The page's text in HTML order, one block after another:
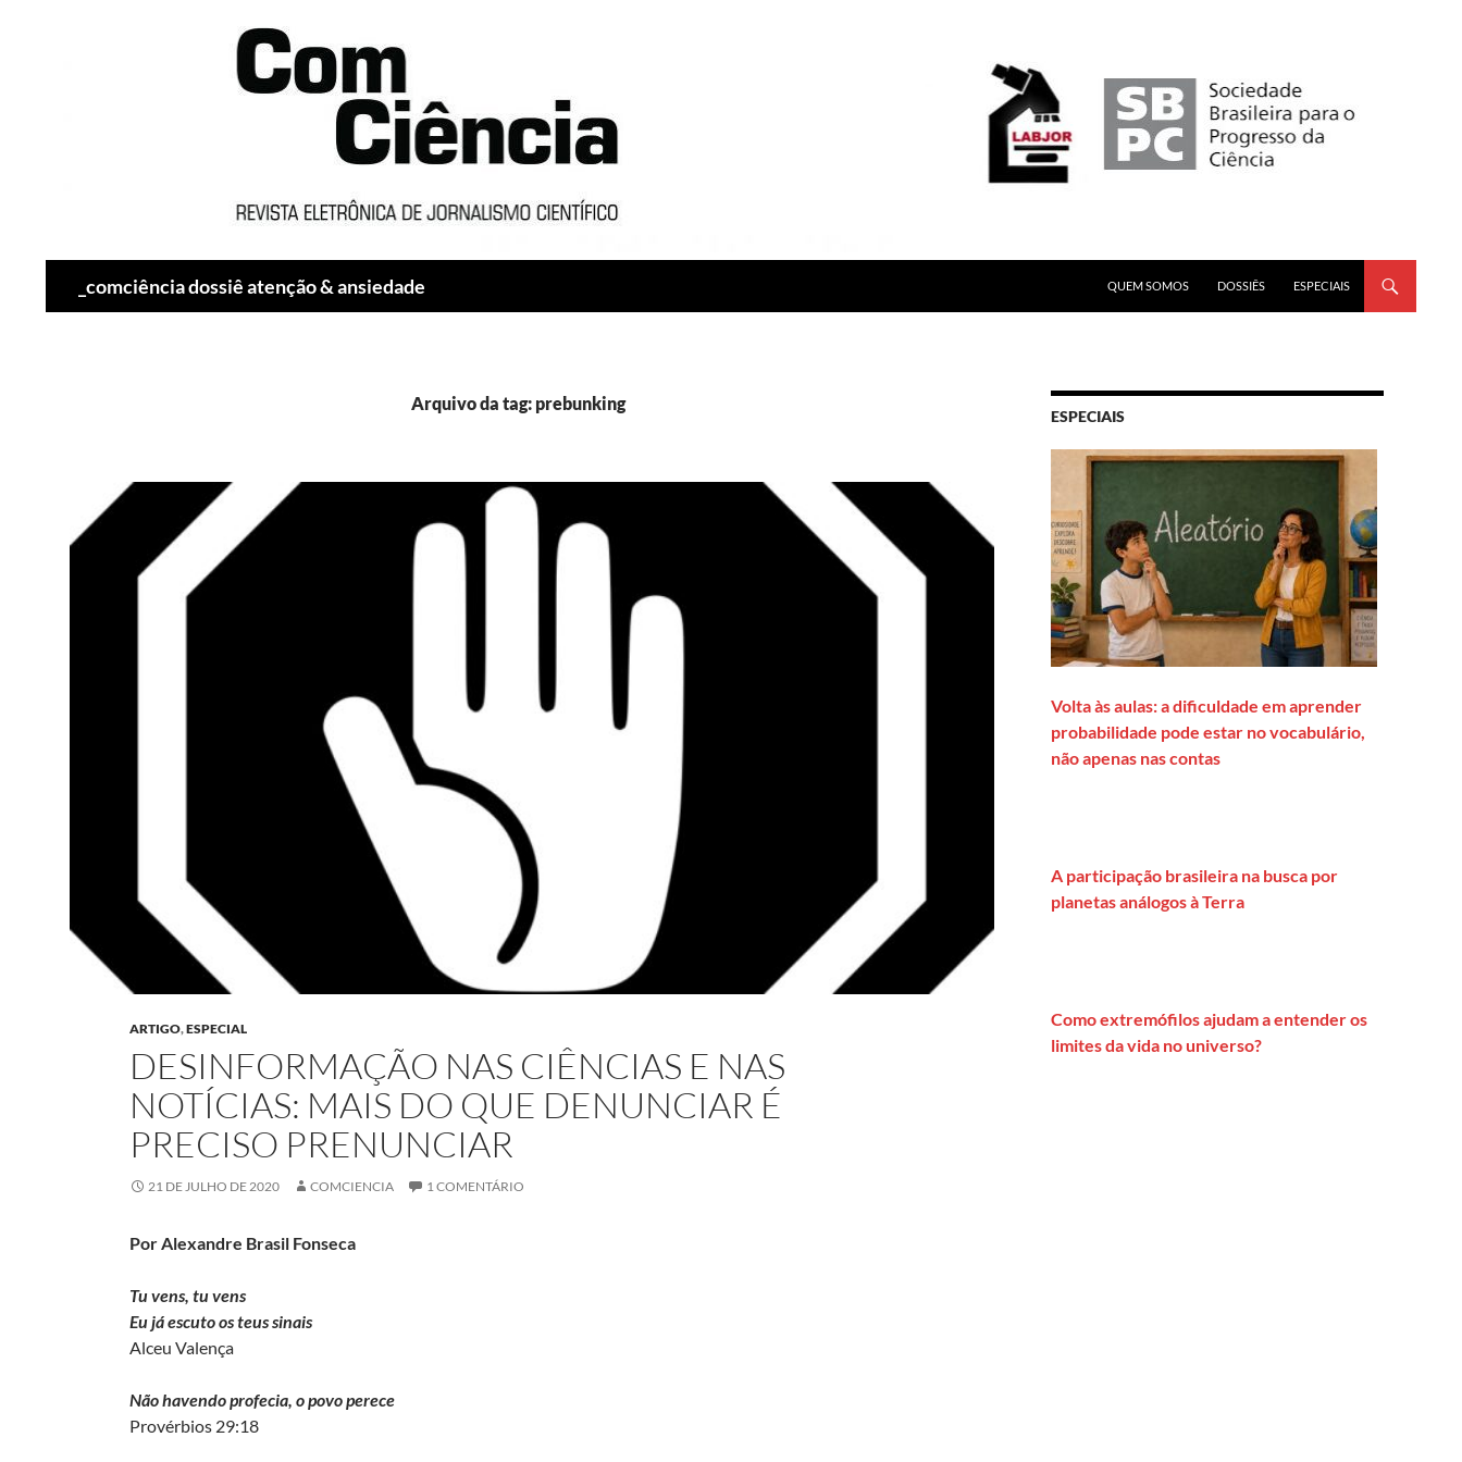
_comciência dossiê atenção & ansiedade
QUEM SOMOS
DOSSIÊS ESPECIAIS
Arquivo da tag: prebunking
ARTIGO,ESPECIAL
DESINFORMAÇÃO NAS CIÊNCIAS E NAS
NOTÍCIAS: MAIS DO QUE DENUNCIAR É
PRECISO PRENUNCIAR
21 DE JULHO DE 2020 COMCIENCIA 1 COMENTÁRIO
Por Alexandre Brasil Fonseca
Tu vens, tu vens
Eu já escuto os teus sinais
Alceu Valença
Não havendo profecia, o povo perece
Provérbios 29:18
ESPECIAIS
Volta às aulas: a dificuldade em aprender
probabilidade pode estar no vocabulário,
não apenas nas contas
A participação brasileira na busca por
planetas análogos à Terra
Como extremófilos ajudam a entender os
limites da vida no universo?